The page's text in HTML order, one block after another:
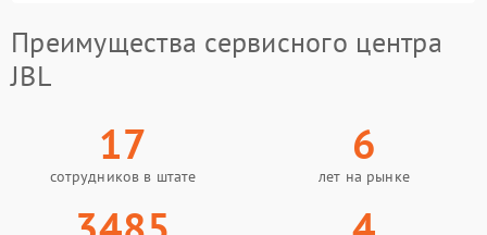
Преимущества сервисного центра
JBL
17
сотрудников в штате
6
лет на рынке